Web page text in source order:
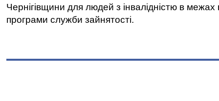
Чернігівщини для людей з інвалідністю в межах
програми служби зайнятості.